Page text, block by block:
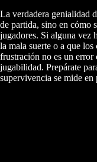
La verdadera genialidad
de partida, sino en cómo
jugadores. Si alguna vez
la mala suerte o a que
frustración no es un error
jugabilidad. Prepárate
supervivencia se mide en